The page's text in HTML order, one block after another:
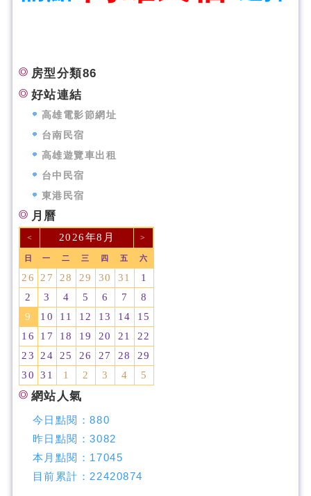
房型分類86
好站連結
高雄電影節網址
台南民宿
高雄遊覽車出租
台中民宿
東港民宿
月曆
< 2026年8月 >
日 一 二 三 四 五 六
26 27 28 29 30 31
1
2
3 4 5 6 7
8
9
10 11 12 13 14
15
16
17 18 19 20 21
22
23
24 25 26 27 28
29
30
31 1 2 3 4 5
網站人氣
今日點閱：880
昨日點閱：3082
本月點閱： 17045
目前累計： 22420874